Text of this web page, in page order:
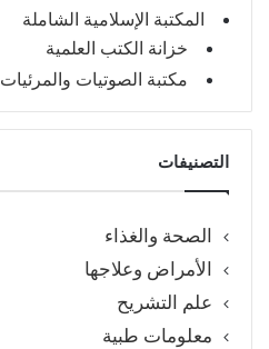
المكتبة الإسلامية الشاملة
خزانة الكتب العلمية
مكتبة الصوتيات والمرئيات
التصنيفات
الصحة والغذاء
الأمراض وعلاجها
علم التشريح
معلومات طبية